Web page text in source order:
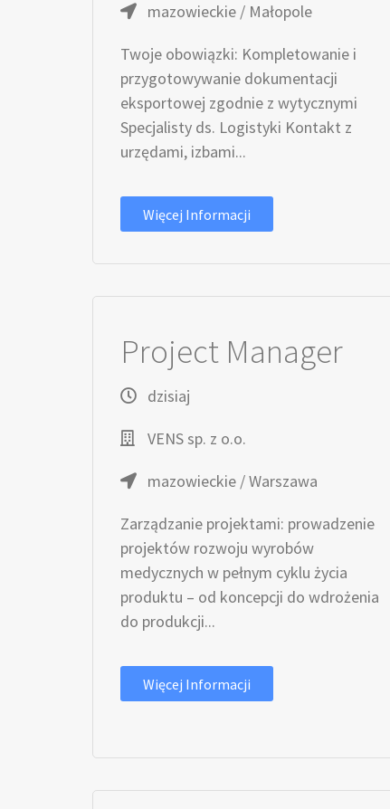
mazowieckie / Małopole
Twoje obowiązki: Kompletowanie i
przygotowywanie dokumentacji
eksportowej zgodnie z wytycznymi
Specjalisty ds. Logistyki Kontakt z
urzędami, izbami...
Więcej Informacji
Project Manager
dzisiaj
VENS sp. z o.o.
mazowieckie / Warszawa
Zarządzanie projektami: prowadzenie
projektów rozwoju wyrobów
medycznych w pełnym cyklu życia
produktu – od koncepcji do wdrożenia
do produkcji...
Więcej Informacji